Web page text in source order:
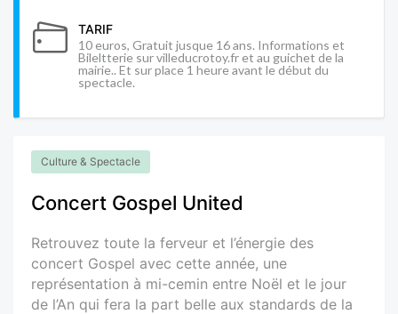
TARIF
10 euros, Gratuit jusque 16 ans. Informations et
Bileltterie sur villeducrotoy.fr et au guichet de la
mairie.. Et sur place 1 heure avant le début du
spectacle.
Culture & Spectacle
Concert Gospel United
Retrouvez toute la ferveur et l’énergie des
concert Gospel avec cette année, une
représentation à mi-cemin entre Noël et le jour
de l’An qui fera la part belle aux standards de la